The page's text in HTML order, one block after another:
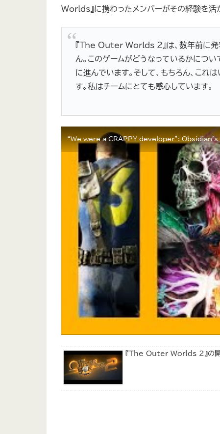
Worlds』に携わったメンバーがその経験を活
『The Outer Worlds 2』は、数年前に発
ん。このゲームがどうなっているかについ
に進んでいます。そして、もちろん、こ
す。私はチームにとても感心しています。
“We were a CRAPPY developer”:
『The Outer Worlds 2』の開